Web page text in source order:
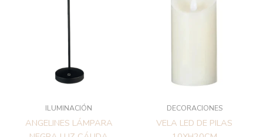
ILUMINACIÓN
ANGELINES LÁMPARA
DECORACIONES
VELA LED DE PILAS